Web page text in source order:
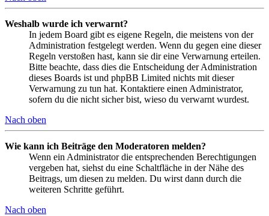
Weshalb wurde ich verwarnt?
In jedem Board gibt es eigene Regeln, die meistens von der
Administration festgelegt werden. Wenn du gegen eine dieser
Regeln verstoßen hast, kann sie dir eine Verwarnung erteilen.
Bitte beachte, dass dies die Entscheidung der Administration
dieses Boards ist und phpBB Limited nichts mit dieser
Verwarnung zu tun hat. Kontaktiere einen Administrator,
sofern du die nicht sicher bist, wieso du verwarnt wurdest.
Nach oben
Wie kann ich Beiträge den Moderatoren melden?
Wenn ein Administrator die entsprechenden Berechtigungen
vergeben hat, siehst du eine Schaltfläche in der Nähe des
Beitrags, um diesen zu melden. Du wirst dann durch die
weiteren Schritte geführt.
Nach oben